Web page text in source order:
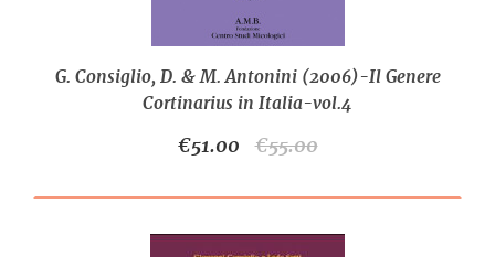
G. Consiglio, D. & M. Antonini (2006)-Il Genere
Cortinarius in Italia-vol.4
€51.00 €55.00